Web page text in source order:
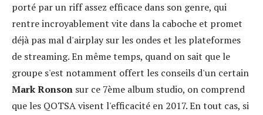
porté par un riff assez efficace dans son genre, qui
rentre incroyablement vite dans la caboche et promet
déjà pas mal d'airplay sur les ondes et les plateformes
de streaming. En même temps, quand on sait que le
groupe s'est notamment offert les conseils d'un certain
Mark Ronson sur ce 7ème album studio, on comprend
que les QOTSA visent l'efficacité en 2017. En tout cas, si